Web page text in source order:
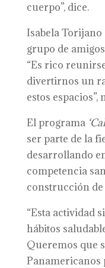
cuerpo”, dice.
Isabela
grupo de
“Es rico
divertirnos un
estos espacios”,
El programa
ser parte de la
desarrollando
competencia
construcción de
“Esta actividad
hábitos
Queremos que
Panamericanos